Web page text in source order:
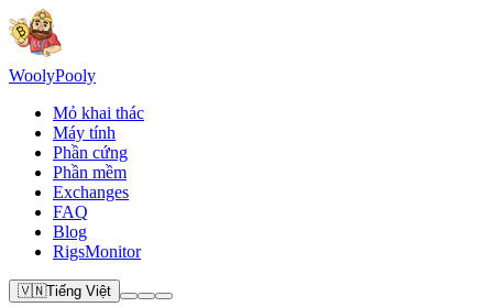
WoolyPooly
Mỏ khai thác
Máy tính
Phần cứng
Phần mềm
Exchanges
FAQ
Blog
RigsMonitor
🇻🇳Tiếng Việt